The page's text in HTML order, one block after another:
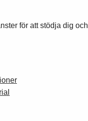
för att stödja dig och